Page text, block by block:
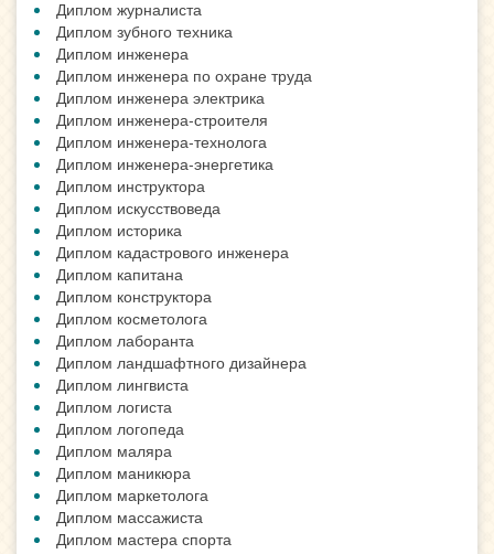
Диплом журналиста
Диплом зубного техника
Диплом инженера
Диплом инженера по охране труда
Диплом инженера электрика
Диплом инженера-строителя
Диплом инженера-технолога
Диплом инженера-энергетика
Диплом инструктора
Диплом искусствоведа
Диплом историка
Диплом кадастрового инженера
Диплом капитана
Диплом конструктора
Диплом косметолога
Диплом лаборанта
Диплом ландшафтного дизайнера
Диплом лингвиста
Диплом логиста
Диплом логопеда
Диплом маляра
Диплом маникюра
Диплом маркетолога
Диплом массажиста
Диплом мастера спорта